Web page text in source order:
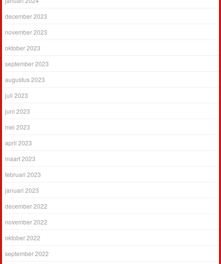
december 2023
november 2023
oktober 2023
september 2023
augustus 2023
juli 2023
juni 2023
mei 2023
april 2023
maart 2023
februari 2023
januari 2023
december 2022
november 2022
oktober 2022
september 2022